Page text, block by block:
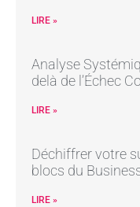
LIRE »
Analyse
delà de l’Échec
LIRE »
Déchiffrer votre
blocs du
LIRE »